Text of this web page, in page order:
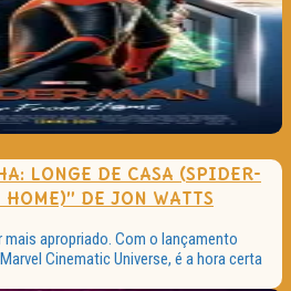
LONGE DE CASA (SPIDER-
HOME)” DE JON WATTS
mais apropriado. Com o lançamento
Cinematic Universe, é a hora certa